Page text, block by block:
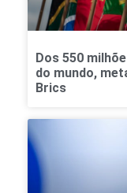
Dos 550
do mundo,
Brics